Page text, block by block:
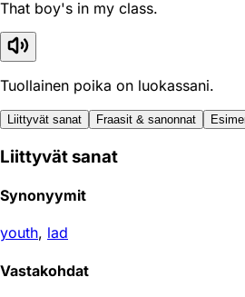
That boy's in my class.
Tuollainen poika on luokassani.
Liittyvät sanat Fraasit & sanonnat
Liittyvät sanat
Synonyymit
youth, lad
Vastakohdat